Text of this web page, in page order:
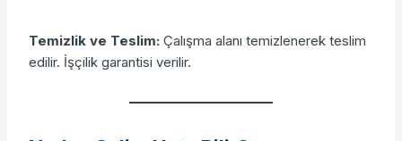
Temizlik ve Teslim: Çalışma alanı temizlenerek teslim
edilir. İşçilik garantisi verilir.